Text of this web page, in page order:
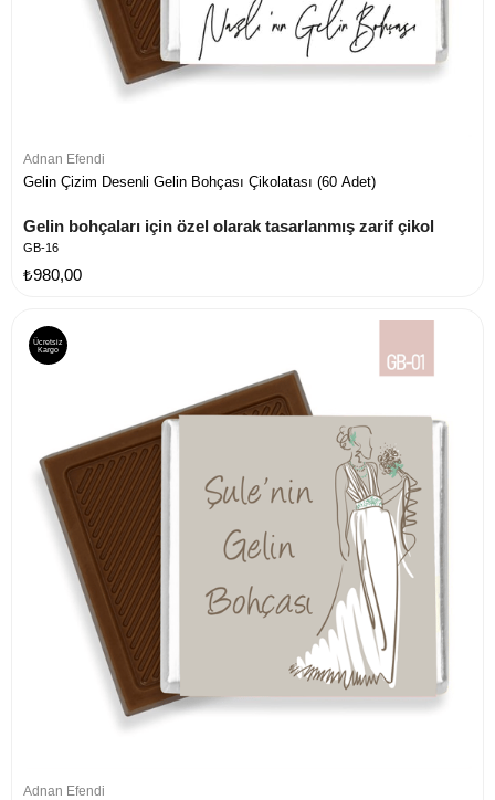
Adnan Efendi
Gelin Çizim Desenli Gelin Bohçası Çikolatası (60 Adet)
Gelin bohçaları için özel olarak tasarlanmış zarif çikol
GB-16
₺980,00
Adnan Efendi
Ücretsiz
Kargo